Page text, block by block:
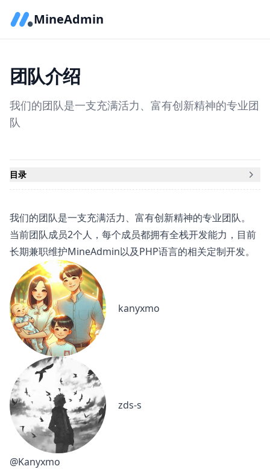
MineAdmin
团队介绍
我们的团队是一支充满活力、富有创新精神的专业团
队
我们的团队是一支充满活力、富有创新精神的专业团队。
当前团队成员2个人，每个成员都拥有全栈开发能力，目前
长期兼职维护MineAdmin以及PHP语言的相关定制开发。
kanyxmo
zds-s
@Kanyxmo
目录